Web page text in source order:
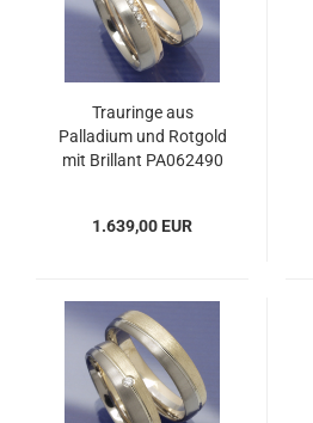
Trauringe aus
Palladium und Rotgold
mit Brillant PA062490
1.639,00 EUR